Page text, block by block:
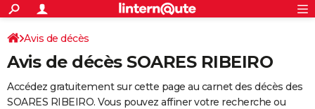
ACTUALITÉS
Politique
Société
Faits Divers
Education
Monde
Villes
+
SPORT
Coupe du monde 2026
Football
Tennis
Cyclisme
Rugby
Forum
Programme TV
TNT
Streaming
Cinéma
Sorties cinéma
Musique
+
FINANCE
Avis de décès
Avis de décès SOARES RIBEIRO
Accédez gratuitement sur cette page au carnet des décès des
SOARES RIBEIRO. Vous pouvez affiner votre recherche ou